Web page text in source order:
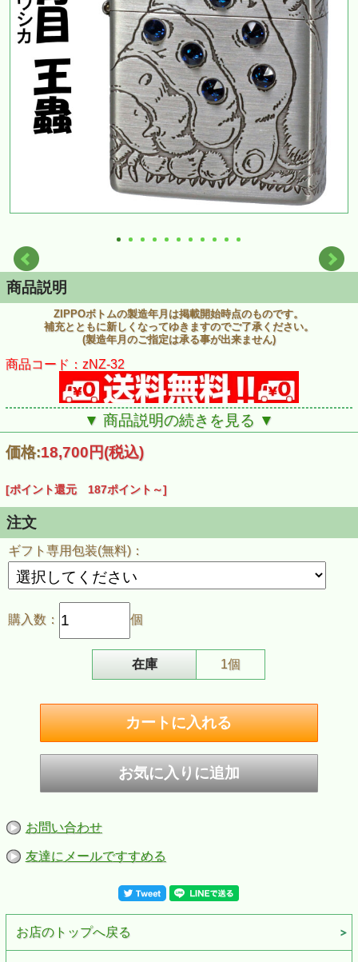
商品説明
ZIPPOボトムの製造年月は掲載開始時点のものです。
補充とともに新しくなってゆきますのでご了承ください。
(製造年月のご指定は承る事が出来ません)
商品コード：zNZ-32
ZIPPO/スタジオジブリ ジッポー オイルライター アニメ 風の谷のナウシ
カ 青目 王蟲 オーム スワロフスキー
代のジブリアニメをモチーフにした、スタジオジブリコレクションのジ
ッポー
映画《風の谷のナウシカ》 の王蟲のデザイン。
本体の4面にわたって大胆に表現されています。
目の部分には青いスワロフスキーが使用された豪華なZIPPOです。
ジブリの世界感たっぷりで、ジブリファン必見のＺＩＰＰＯライターで
す。
▼ 商品説明の続きを見る ▼
価格:18,700円(税込)
[ポイント還元 187ポイント～]
注文
ギフト専用包装(無料)：
購入数： 個
在庫 1個
お問い合わせ
友達にメールですすめる
お店のトップへ戻る